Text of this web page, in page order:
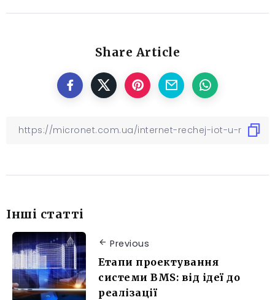
Share Article
Інші статті
Previous
Етапи проектування
системи BMS: від ідеї до
реалізації